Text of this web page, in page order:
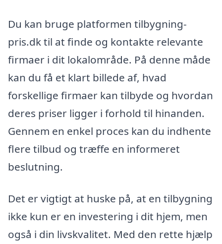
Du kan bruge platformen tilbygning-
pris.dk til at finde og kontakte relevante
firmaer i dit lokalområde. På denne måde
kan du få et klart billede af, hvad
forskellige firmaer kan tilbyde og hvordan
deres priser ligger i forhold til hinanden.
Gennem en enkel proces kan du indhente
flere tilbud og træffe en informeret
beslutning.
Det er vigtigt at huske på, at en tilbygning
ikke kun er en investering i dit hjem, men
også i din livskvalitet. Med den rette hjælp